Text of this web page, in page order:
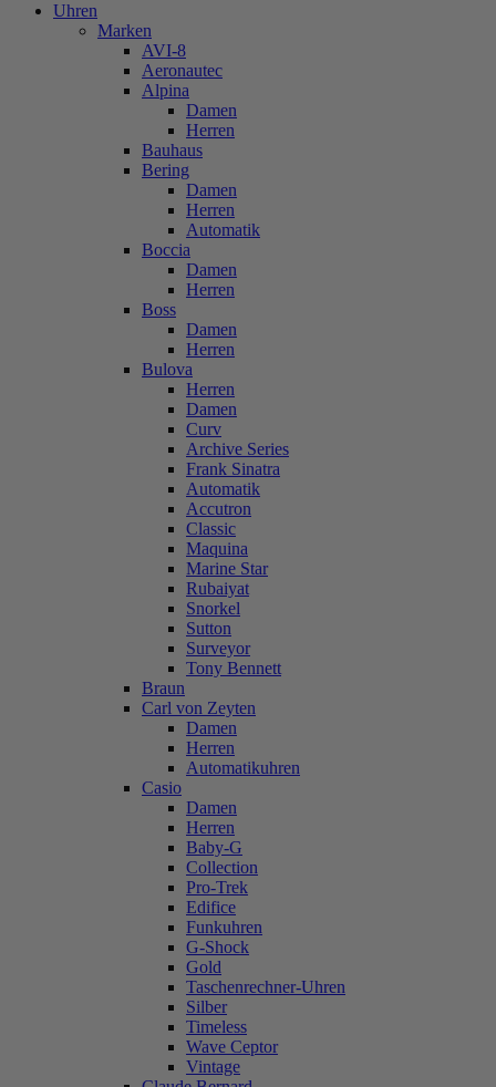
Uhren
Marken
AVI-8
Aeronautec
Alpina
Damen
Herren
Bauhaus
Bering
Damen
Herren
Automatik
Boccia
Damen
Herren
Boss
Damen
Herren
Bulova
Herren
Damen
Curv
Archive Series
Frank Sinatra
Automatik
Accutron
Classic
Maquina
Marine Star
Rubaiyat
Snorkel
Sutton
Surveyor
Tony Bennett
Braun
Carl von Zeyten
Damen
Herren
Automatikuhren
Casio
Damen
Herren
Baby-G
Collection
Pro-Trek
Edifice
Funkuhren
G-Shock
Gold
Taschenrechner-Uhren
Silber
Timeless
Wave Ceptor
Vintage